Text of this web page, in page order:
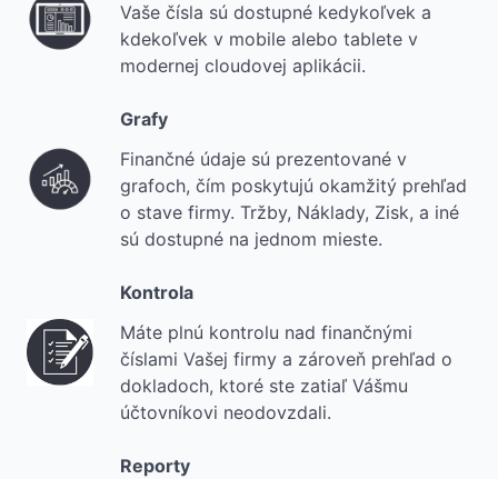
Vaše čísla sú dostupné kedykoľvek a
kdekoľvek v mobile alebo tablete v
modernej cloudovej aplikácii.
Grafy
Finančné údaje sú prezentované v
grafoch, čím poskytujú okamžitý prehľad
o stave firmy. Tržby, Náklady, Zisk, a iné
sú dostupné na jednom mieste.
Kontrola
Máte plnú kontrolu nad finančnými
číslami Vašej firmy a zároveň prehľad o
dokladoch, ktoré ste zatiaľ Vášmu
účtovníkovi neodovzdali.
Reporty